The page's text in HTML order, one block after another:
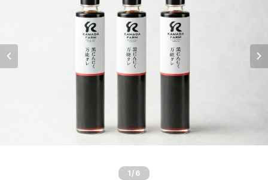
1 /6